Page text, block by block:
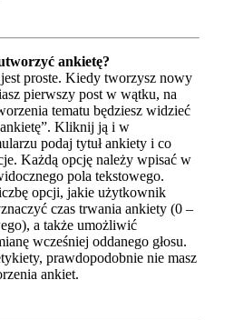
ankietę?
proste. Kiedy tworzysz nowy
pierwszy post w wątku, na
tematu będziesz widzieć
Kliknij ją i w
podaj tytuł ankiety i co
Każdą opcję należy wpisać w
pola tekstowego.
opcji, jakie użytkownik
czas trwania ankiety (0 –
a także umożliwić
wcześniej oddanego głosu.
prawdopodobnie nie masz
ankiet.